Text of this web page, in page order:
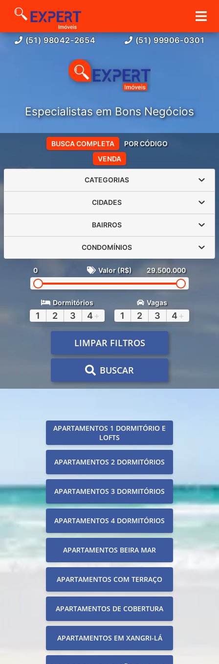
(51) 98042-2654 (51) 99906-0301
Especialistas em Bons Negócios
VENDA
BUSCA COMPLETA POR CÓDIGO
CATEGORIAS
CIDADES
BAIRROS
CONDOMÍNIOS
0 Valor (R$) 29.500.000
Dormitórios
1 2 3 4 +
Vagas
1 2 3 4 +
LIMPAR FILTROS
BUSCAR
APARTAMENTOS 1 DORMITÓRIO E
LOFTS
APARTAMENTOS 2 DORMITÓRIOS
APARTAMENTOS 3 DORMITÓRIOS
APARTAMENTOS 4 DORMITÓRIOS
APARTAMENTOS BEIRA MAR
APARTAMENTOS COM TERRAÇO
APARTAMENTOS DE COBERTURA
APARTAMENTOS EM XANGRI-LÁ